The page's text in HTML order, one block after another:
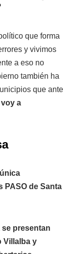
que forma
y vivimos
a eso no
también ha
que ante
a
PASO de Santa
se presentan
Villalba y